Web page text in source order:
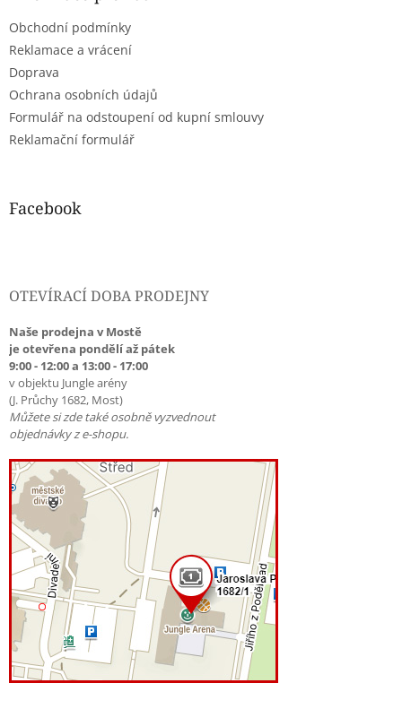
Obchodní podmínky
Reklamace a vrácení
Doprava
Ochrana osobních údajů
Formulář na odstoupení od kupní smlouvy
Reklamační formulář
Facebook
OTEVÍRACÍ DOBA PRODEJNY
Naše prodejna v Mostě
je otevřena pondělí až pátek
9:00 - 12:00 a 13:00 - 17:00
v objektu Jungle arény
(J. Průchy 1682, Most)
Můžete si zde také osobně vyzvednout
objednávky z e-shopu.